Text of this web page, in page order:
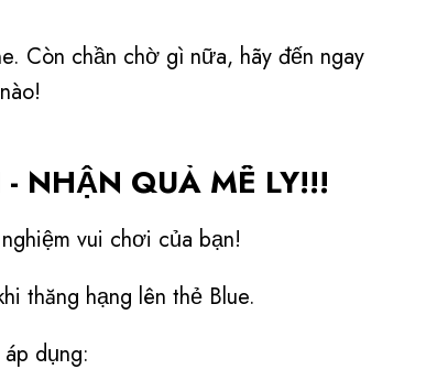
Còn chần chờ gì nữa, hãy đến ngay
NHẬN QUÀ MÊ LY!!!
vui chơi của bạn!
thăng hạng lên thẻ Blue.
dụng: